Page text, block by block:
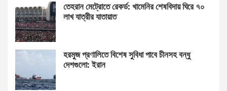
তেহরান মেট্রোতে রেকর্ড: খামেনির শেষবিদায় ঘিরে ৭০
লাখ যাত্রীর যাতায়াত
হরমুজ প্রণালিতে বিশেষ সুবিধা পাবে চীনসহ বন্ধু
দেশগুলো: ইরান